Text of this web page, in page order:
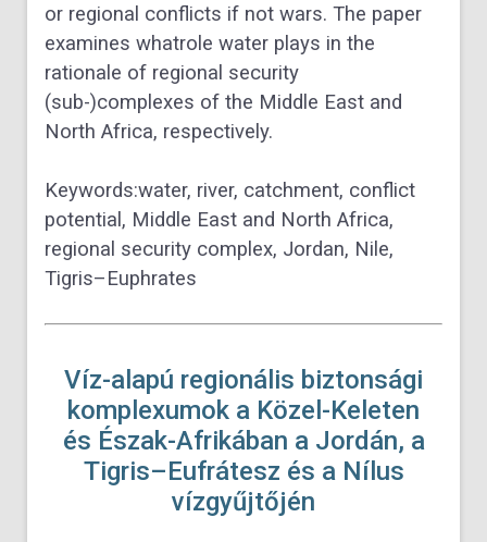
or regional conflicts if not wars. The paper
examines whatrole water plays in the
rationale of regional security
(sub-)complexes of the Middle East and
North Africa, respectively.
Keywords:water, river, catchment, conflict
potential, Middle East and North Africa,
regional security complex, Jordan, Nile,
Tigris–Euphrates
Víz-alapú regionális biztonsági
komplexumok a Közel-Keleten
és Észak-Afrikában a Jordán, a
Tigris–Eufrátesz és a Nílus
vízgyűjtőjén